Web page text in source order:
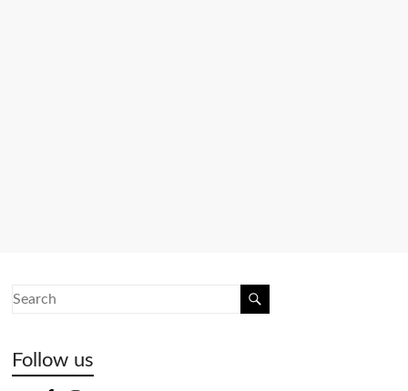
Follow us